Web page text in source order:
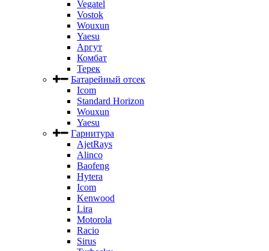
Vegatel
Vostok
Wouxun
Yaesu
Аргут
Комбат
Терек
Батарейный отсек
Icom
Standard Horizon
Wouxun
Yaesu
Гарнитура
AjetRays
Alinco
Baofeng
Hytera
Icom
Kenwood
Lira
Motorola
Racio
Sirus